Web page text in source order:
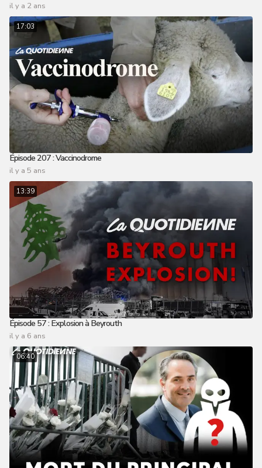
il y a 2 ans
17:03
Épisode 207 : Vaccinodrome
il y a 5 ans
13:39
Épisode 57 : Explosion à Beyrouth
il y a 6 ans
06:40